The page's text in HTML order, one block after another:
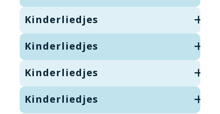
Kinderliedjes
Kinderliedjes
Kinderliedjes
Kinderliedjes